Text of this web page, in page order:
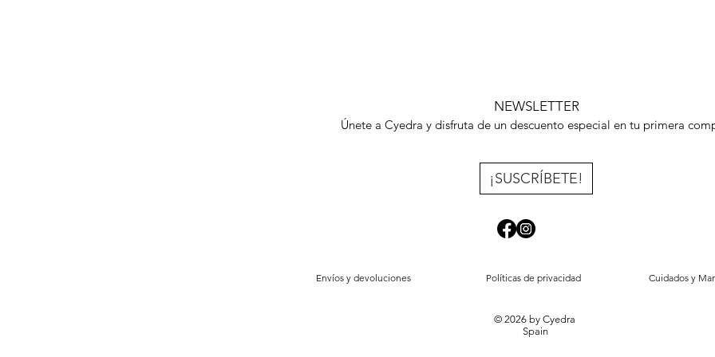
NEWSLETTER
Únete a Cyedra y disfruta de un descuento especial en tu primera
¡SUSCRÍBETE!
Envíos y devoluciones Políticas de privacidad Cuidados y
© 2026 by Cyedra
Spain